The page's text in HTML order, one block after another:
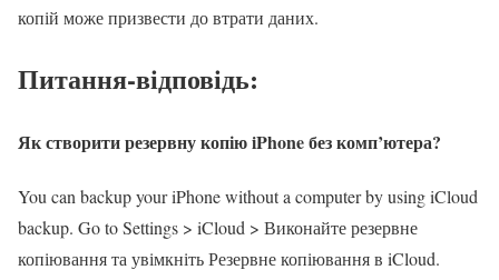
копій може призвести до втрати даних.
Питання-відповідь:
Як створити резервну копію iPhone без комп’ютера?
You can backup your iPhone without a computer by using iCloud
backup. Go to Settings > iCloud > Виконайте резервне
копіювання та увімкніть Резервне копіювання в iCloud.